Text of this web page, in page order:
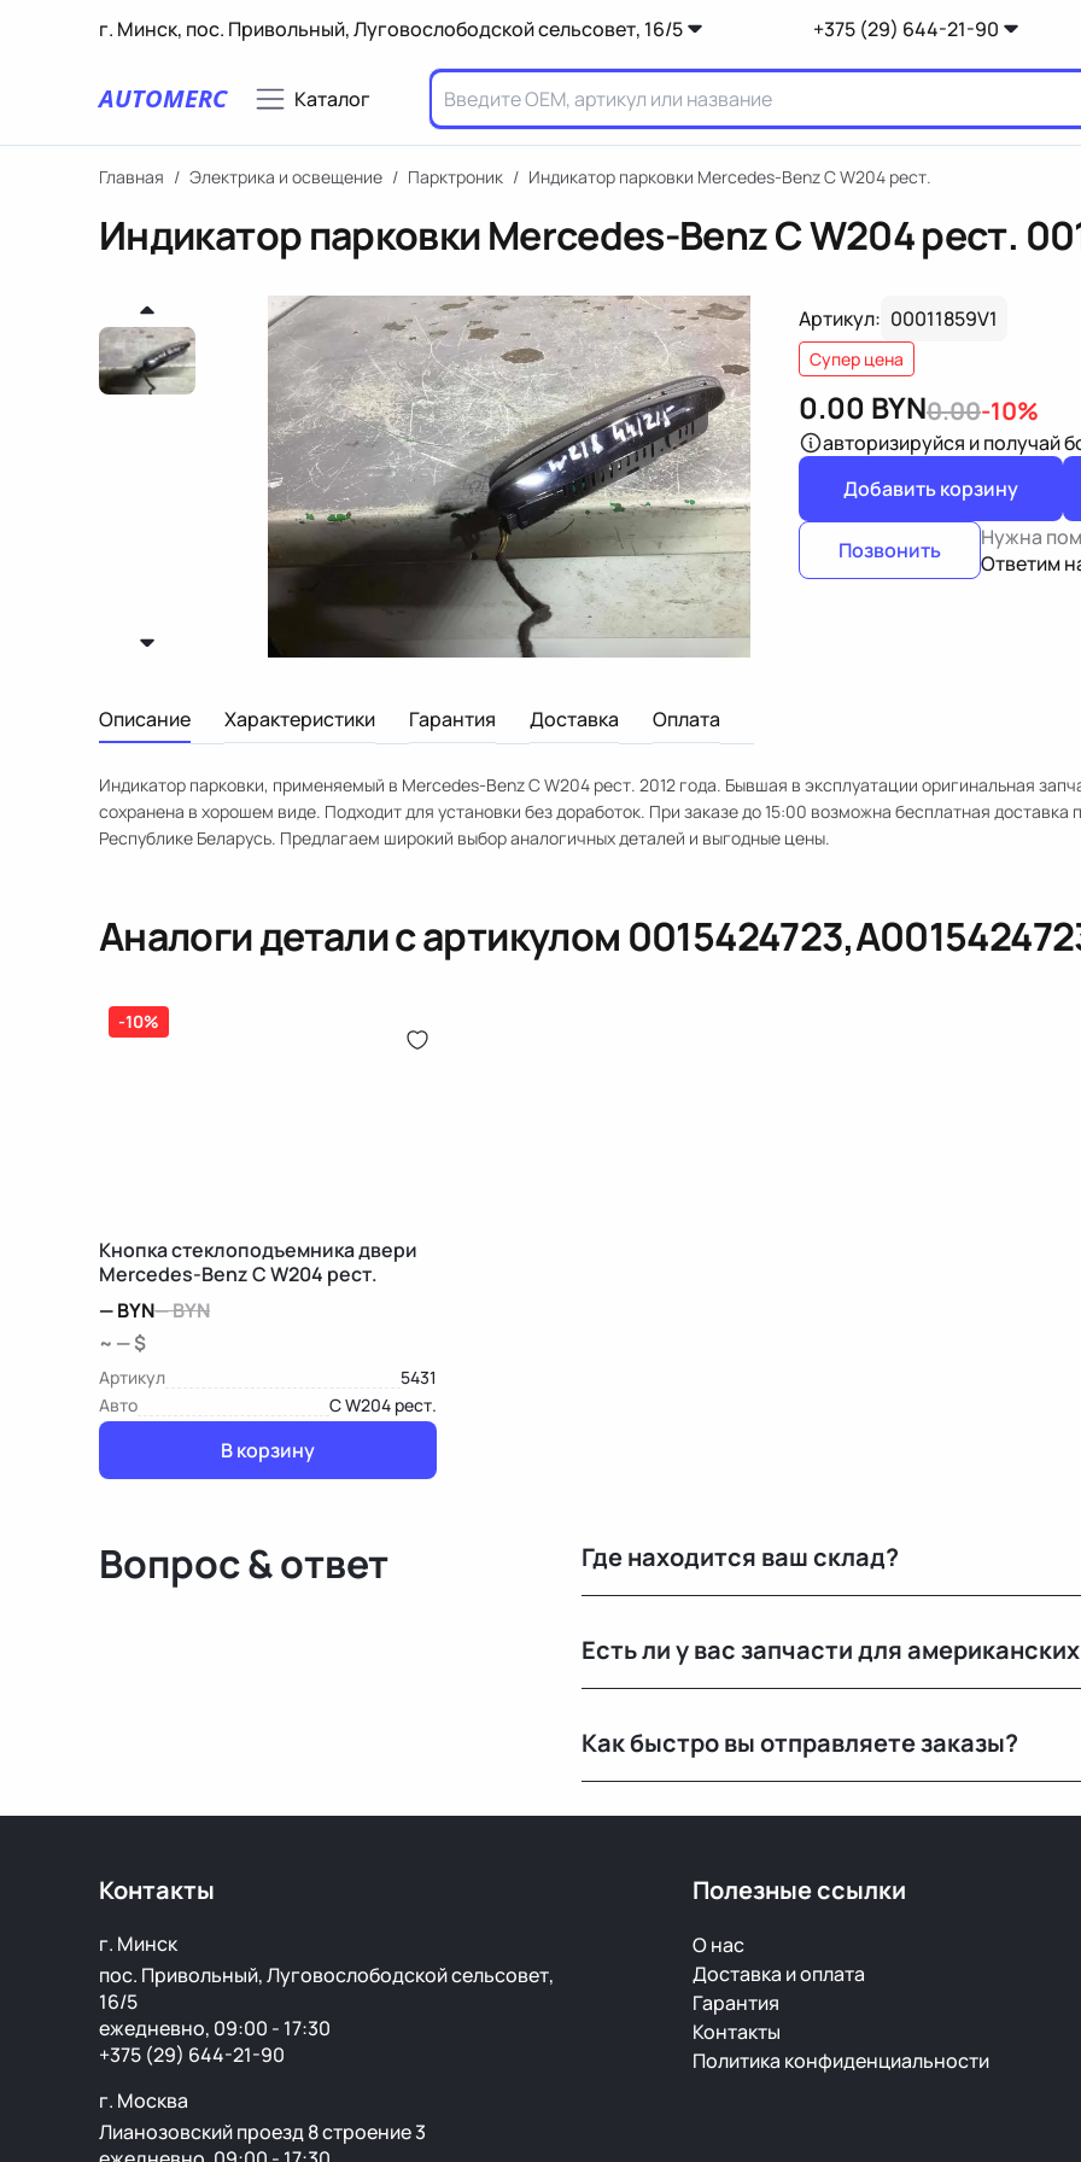
г. Минск, пос. Привольный, Луговослободской сельсовет, 16/5 +375 (29) 644-21-90
AUTOMERC Каталог
Главная / Электрика и освещение / Парктроник / Индикатор парковки Mercedes-Benz C W204 рест.
Индикатор парковки Mercedes-Benz C W204 рест.
Артикул: 00011859V1
Супер цена
0.00 BYN0.00-10%
авторизируйся и получай
Добавить корзину
Позвонить
Нужна
Ответим
Описание Характеристики Гарантия Доставка Оплата
Индикатор парковки, применяемый в Mercedes-Benz C W204 рест. 2012 года. Бывшая в эксплуатации оригинальная
сохранена в хорошем виде. Подходит для установки без доработок. При заказе до 15:00 возможна бесплатная доставка
Республике Беларусь. Предлагаем широкий выбор аналогичных деталей и выгодные цены.
Аналоги детали с артикулом
-10%
Кнопка стеклоподъемника двери
Mercedes-Benz C W204 рест.
—BYN—BYN
~ — $
Артикул
5431
Авто
C W204 рест.
В корзину
Вопрос & ответ Где находится ваш склад?
РФ.
Есть ли у вас запчасти для
популярных марок.
Как быстро вы отправляете заказы?
Контакты
г. Минск
пос. Привольный, Луговослободской сельсовет,
16/5
ежедневно, 09:00 - 17:30
+375 (29) 644-21-90
г. Москва
Лианозовский проезд 8 строение 3
Полезные ссылки
О нас
Доставка и оплата
Гарантия
Контакты
Политика конфиденциальности